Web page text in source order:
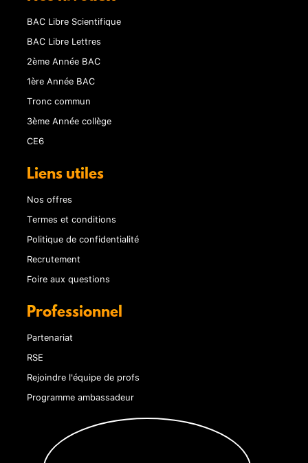
BAC Libre Scientifique
BAC Libre Lettres
2ème Année BAC
1ère Année BAC
Tronc commun
3ème Année collège
CE6
Liens utiles
Nos offres
Termes et conditions
Politique de confidentialité
Recrutement
Foire aux questions
Professionnel
Partenariat
RSE
Rejoindre l'équipe de profs
Programme ambassadeur